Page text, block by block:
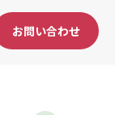
お問い合わせ